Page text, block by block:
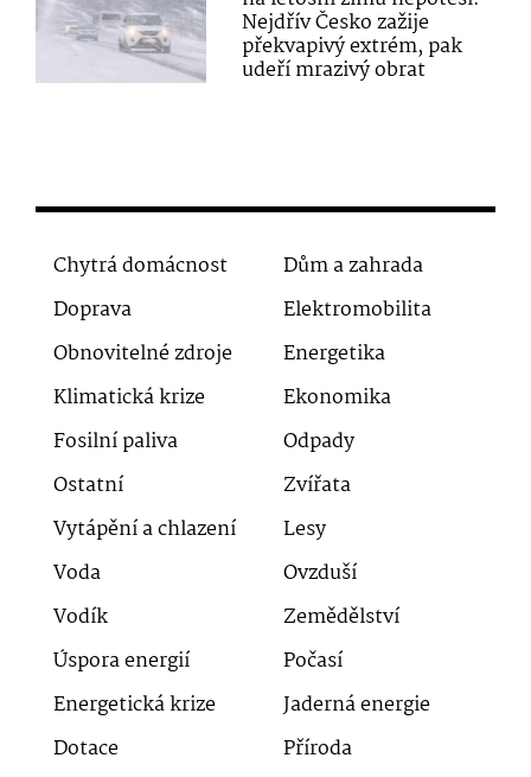
Nejdřív Česko zažije
překvapivý extrém, pak
udeří mrazivý obrat
Chytrá domácnost
Dům a zahrada
Doprava
Elektromobilita
Obnovitelné zdroje
Energetika
Klimatická krize
Ekonomika
Fosilní paliva
Odpady
Ostatní
Zvířata
Vytápění a chlazení
Lesy
Voda
Ovzduší
Vodík
Zemědělství
Úspora energií
Počasí
Energetická krize
Jaderná energie
Dotace
Příroda